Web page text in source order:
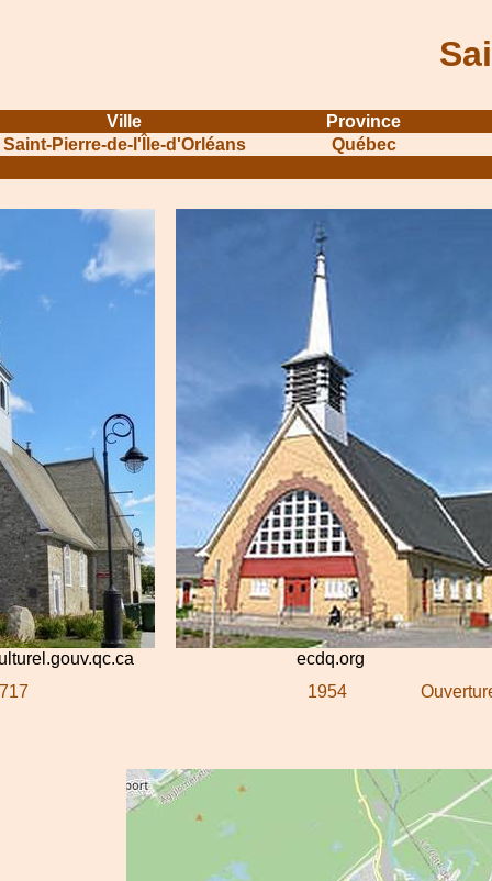
Ville
Province
Saint-Pierre-de-l'Île-d'Orléans
Québec
ecdq.org
1954